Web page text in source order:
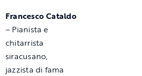
Francesco Cataldo
– Pianista e
chitarrista
siracusano,
jazzista di fama